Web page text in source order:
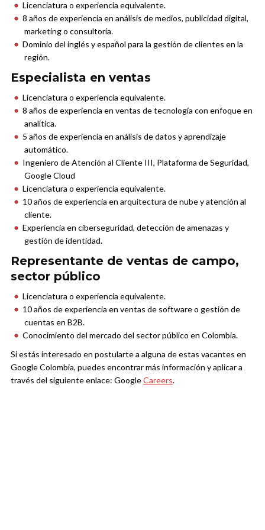
Licenciatura o experiencia equivalente.
8 años de experiencia en análisis de medios, publicidad digital,
marketing o consultoría.
Dominio del inglés y español para la gestión de clientes en la
región.
Especialista en ventas
Licenciatura o experiencia equivalente.
8 años de experiencia en ventas de tecnología con enfoque en
analítica.
5 años de experiencia en análisis de datos y aprendizaje
automático.
Ingeniero de Atención al Cliente III, Plataforma de Seguridad,
Google Cloud
Licenciatura o experiencia equivalente.
10 años de experiencia en arquitectura de nube y atención al
cliente.
Experiencia en ciberseguridad, detección de amenazas y
gestión de identidad.
Representante de ventas de campo,
sector público
Licenciatura o experiencia equivalente.
10 años de experiencia en ventas de software o gestión de
cuentas en B2B.
Conocimiento del mercado del sector público en Colombia.
Si estás interesado en postularte a alguna de estas vacantes en
Google Colombia, puedes encontrar más información y aplicar a
través del siguiente enlace: GoogleCareers.